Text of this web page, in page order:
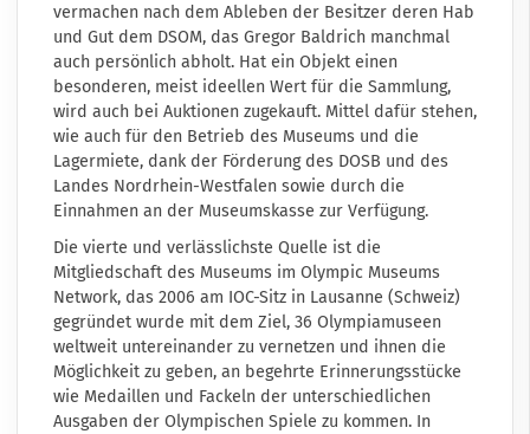
vermachen nach dem Ableben der Besitzer deren Hab
und Gut dem DSOM, das Gregor Baldrich manchmal
auch persönlich abholt. Hat ein Objekt einen
besonderen, meist ideellen Wert für die Sammlung,
wird auch bei Auktionen zugekauft. Mittel dafür stehen,
wie auch für den Betrieb des Museums und die
Lagermiete, dank der Förderung des DOSB und des
Landes Nordrhein-Westfalen sowie durch die
Einnahmen an der Museumskasse zur Verfügung.
Die vierte und verlässlichste Quelle ist die
Mitgliedschaft des Museums im Olympic Museums
Network, das 2006 am IOC-Sitz in Lausanne (Schweiz)
gegründet wurde mit dem Ziel, 36 Olympiamuseen
weltweit untereinander zu vernetzen und ihnen die
Möglichkeit zu geben, an begehrte Erinnerungsstücke
wie Medaillen und Fackeln der unterschiedlichen
Ausgaben der Olympischen Spiele zu kommen. In